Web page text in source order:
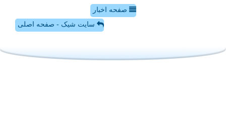
صفحه اخبار
سایت شیک - صفحه اصلی